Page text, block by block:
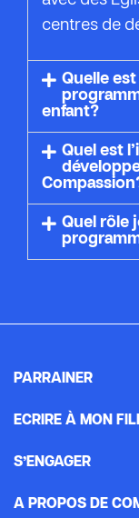
centres de
Quelle
enfant?
Quel est
Quel rôle
PARRAINER
ECRIRE À MON
S’ENGAGER
A PROPOS DE